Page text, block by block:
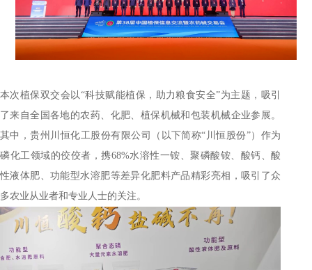
本次植保双交会以“科技赋能植保，助力粮食安全”为主题，吸引
了来自全国各地的农药、化肥、植保机械和包装机械企业参展。
其中，贵州川恒化工股份有限公司（以下简称“川恒股份”）作为
磷化工领域的佼佼者，携68%水溶性一铵、聚磷酸铵、酸钙、酸
性液体肥、功能型水溶肥等差异化肥料产品精彩亮相，吸引了众
多农业从业者和专业人士的关注。